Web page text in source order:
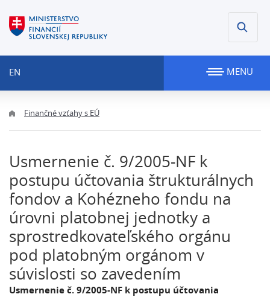
EN MENU
Finančné vzťahy s EÚ
Usmernenie č. 9/2005-NF k
postupu účtovania štrukturálnych
fondov a Kohézneho fondu na
úrovni platobnej jednotky a
sprostredkovateľského orgánu
pod platobným orgánom v
súvislosti so zavedením
Usmernenie č. 9/2005-NF k postupu účtovania